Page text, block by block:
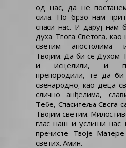
од нас, да не
сила. Но брзо нам
спаси нас. И даруј нам
духа Твога Светога,
светим апостолима
Твојим. Да би се Духом
и исцелили, и
препородили, те да би
свенародно, као деца
слично анђелима,
Тебе, Спаситеља Свога
Твојим светим.
глас наш и услиши нас
пречисте Твоје
светих. Амин.